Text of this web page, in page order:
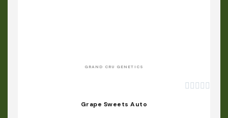
GRAND CRU GENETICS
    
Grape Sweets Auto